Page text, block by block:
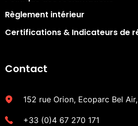
Règlement intérieur
Certifications & Indicateurs de
Contact
152 rue Orion, Ecoparc Bel
+33 (0)4 67 270 171